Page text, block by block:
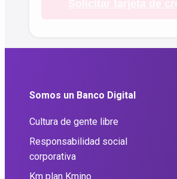
Somos un Banco Digital
Cultura de gente libre
Responsabilidad social
corporativa
Km plan Kmino